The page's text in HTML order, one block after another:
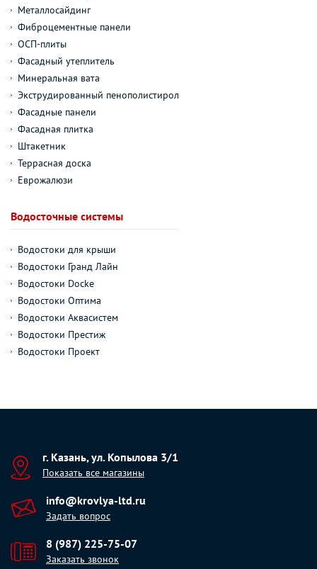
Металлосайдинг
Фиброцементные панели
ОСП-плиты
Фасадный утеплитель
Минеральная вата
Экструдированный пенополистирол
Фасадные панели
Фасадная плитка
Штакетник
Террасная доска
Еврожалюзи
Водосточные системы
Водостоки для крыши
Водостоки Гранд Лайн
Водостоки Docke
Водостоки Оптима
Водостоки Аквасистем
Водостоки Престиж
Водостоки Проект
г. Казань, ул. Копылова 3/1
Показать все магазины
info@krovlya-ltd.ru
Задать вопрос
8 (987) 225-75-07
Заказать звонок